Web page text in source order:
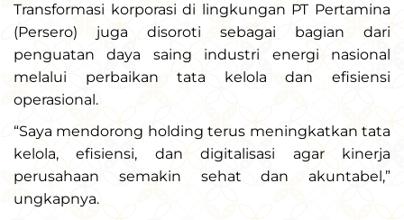
Transformasi korporasi di lingkungan PT Pertamina
(Persero) juga disoroti sebagai bagian dari
penguatan daya saing industri energi nasional
melalui perbaikan tata kelola dan efisiensi
operasional.
“Saya mendorong holding terus meningkatkan tata
kelola, efisiensi, dan digitalisasi agar kinerja
perusahaan semakin sehat dan akuntabel,”
ungkapnya.